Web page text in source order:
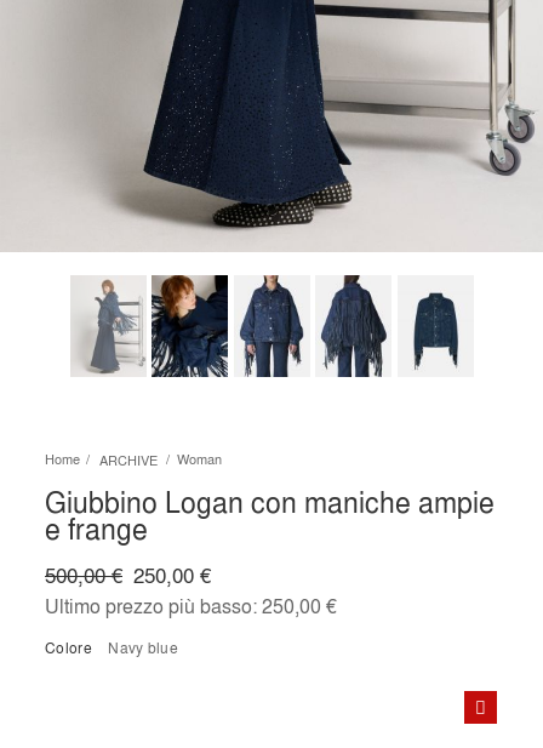
Home ARCHIVE Woman
Giubbino Logan con maniche ampie
e frange
250,00 €
500,00 €
Ultimo prezzo più basso:250,00 €
Colore navy blue